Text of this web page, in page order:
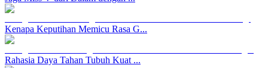
Kenapa Keputihan Memicu Rasa G...
Rahasia Daya Tahan Tubuh Kuat ...